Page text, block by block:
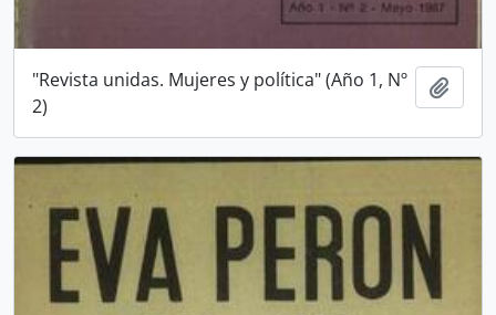
"Revista unidas. Mujeres y política" (Año 1, Nº
2)